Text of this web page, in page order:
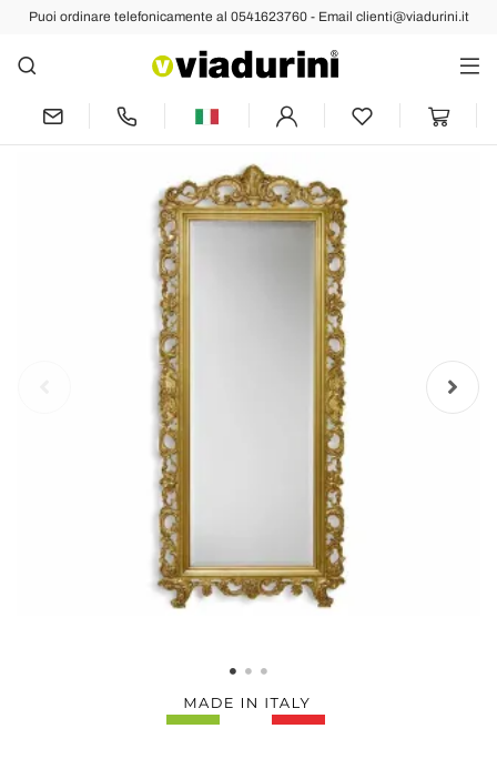
Puoi ordinare telefonicamente al 0541623760 - Email clienti@viadurini.it
Indietro Prec Succ
Specchiera parete legno ayous a mano
oro,argento in Italia Francesco